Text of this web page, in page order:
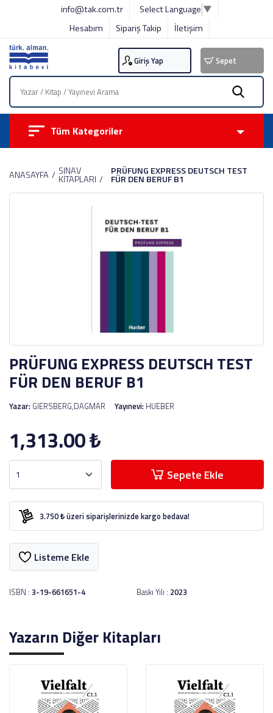
info@tak.com.tr Select Language ▼
Hesabım
Sipariş Takip İletişim
Giriş Yap Sepet
Tüm Kategoriler
ANASAYFA SINAV
KİTAPLARI
PRÜFUNG EXPRESS DEUTSCH TEST
FÜR DEN BERUF B1
PRÜFUNG EXPRESS DEUTSCH TEST
FÜR DEN BERUF B1
Yazar: GIERSBERG,DAGMAR Yayınevi: HUEBER
1,313.00₺
Sepete Ekle
3.750 ₺ üzeri siparişlerinizde kargo bedava!
Listeme Ekle
ISBN : 3-19-661651-4 Baskı Yılı : 2023
Yazarın Diğer Kitapları